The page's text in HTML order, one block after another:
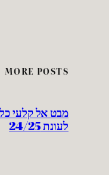
MORE POSTS
מבט אל קלעי
לעונת 24/25